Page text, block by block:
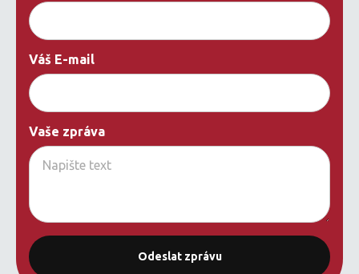
Váš E-mail
Vaše zpráva